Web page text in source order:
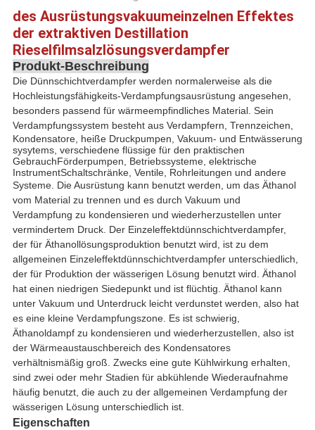
SITEMAP
DATENSCHUTZRICHTLINIE
des Ausrüstungsvakuumeinzelnen Effektes
der extraktiven Destillation
Rieselfilmsalzlösungsverdampfer
Produkt-Beschreibung
Die Dünnschichtverdampfer werden normalerweise als die
Hochleistungsfähigkeits-Verdampfungsausrüstung angesehen,
besonders passend für wärmeempfindliches Material. Sein
Verdampfungssystem besteht aus Verdampfern, Trennzeichen,
Kondensatore, heiße Druckpumpen, Vakuum- und Entwässerung
sysytems, verschiedene flüssige für den praktischen
GebrauchFörderpumpen, Betriebssysteme, elektrische
InstrumentSchaltschränke, Ventile, Rohrleitungen und andere
Systeme. Die Ausrüstung kann benutzt werden, um das Äthanol
vom Material zu trennen und es durch Vakuum und
Verdampfung zu kondensieren und wiederherzustellen unter
vermindertem Druck. Der Einzeleffektdünnschichtverdampfer,
der für Äthanollösungsproduktion benutzt wird, ist zu dem
allgemeinen Einzeleffektdünnschichtverdampfer unterschiedlich,
der für Produktion der wässerigen Lösung benutzt wird. Äthanol
hat einen niedrigen Siedepunkt und ist flüchtig. Äthanol kann
unter Vakuum und Unterdruck leicht verdunstet werden, also hat
es eine kleine Verdampfungszone. Es ist schwierig,
Äthanoldampf zu kondensieren und wiederherzustellen, also ist
der Wärmeaustauschbereich des Kondensatores
verhältnismäßig groß. Zwecks eine gute Kühlwirkung erhalten,
sind zwei oder mehr Stadien für abkühlende Wiederaufnahme
häufig benutzt, die auch zu der allgemeinen Verdampfung der
wässerigen Lösung unterschiedlich ist.
Eigenschaften